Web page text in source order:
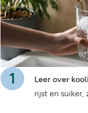
Leer over
rijst en suiker,